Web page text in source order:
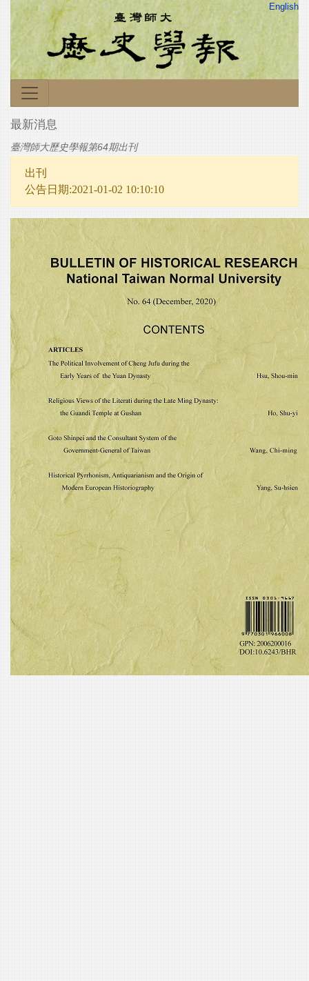
English
最新消息
臺灣師大歷史學報第64期出刊
出刊
公告日期:2021-01-02 10:10:10